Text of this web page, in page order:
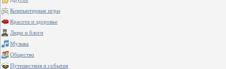
Компьютерные игры
Красота и здоровье
Люди и блоги
Музыка
Общество
Путешествия и события